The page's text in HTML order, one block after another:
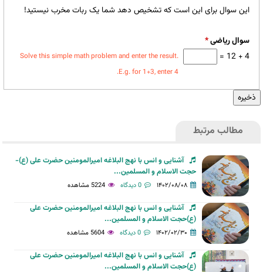
این سوال برای این است که تشخیص دهد شما یک ربات مخرب نیستید!
سوال ریاضی*
4 + 12 =
Solve this simple math problem and enter the result.
E.g. for 1+3, enter 4.
مطالب مرتبط
آشنایی و انس با نهج البلاغه امیرالمومنین حضرت علی (ع)-
حجت الاسلام و المسلمین...
۱۴۰۲/۰۸/۰۸ 0 دیدگاه 5224 مشاهده
آشنایی و انس با نهج البلاغه امیرالمومنین حضرت علی
(ع)حجت الاسلام و المسلمین...
۱۴۰۲/۰۲/۳۰ 0 دیدگاه 5604 مشاهده
آشنایی و انس با نهج البلاغه امیرالمومنین حضرت علی
(ع)حجت الاسلام و المسلمین...